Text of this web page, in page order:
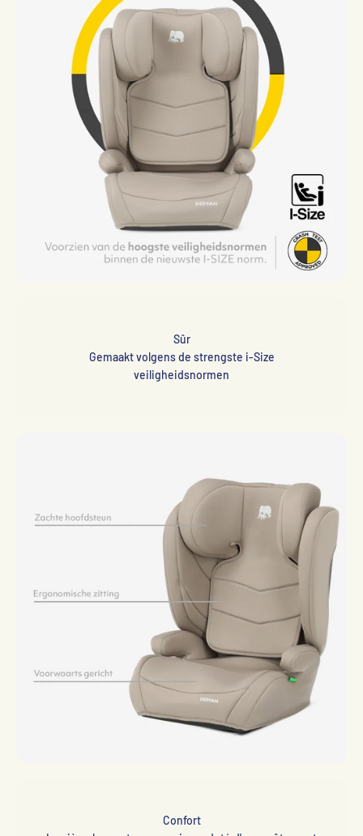
Sûr
Gemaakt volgens de strengste i-Size
veiligheidsnormen
Confort